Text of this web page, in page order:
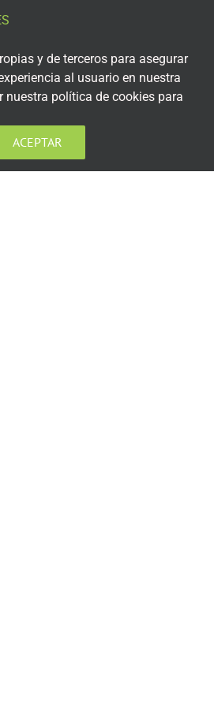
Sociales
y de terceros para asegurar
al usuario en nuestra
nuestra política de cookies para
ACEPTAR